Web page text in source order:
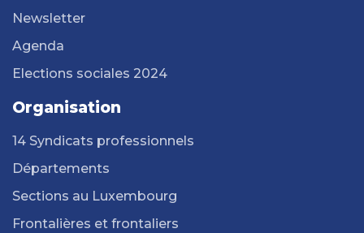
Newsletter
Agenda
Elections sociales 2024
Organisation
14 Syndicats professionnels
Départements
Sections au Luxembourg
Frontalières et frontaliers